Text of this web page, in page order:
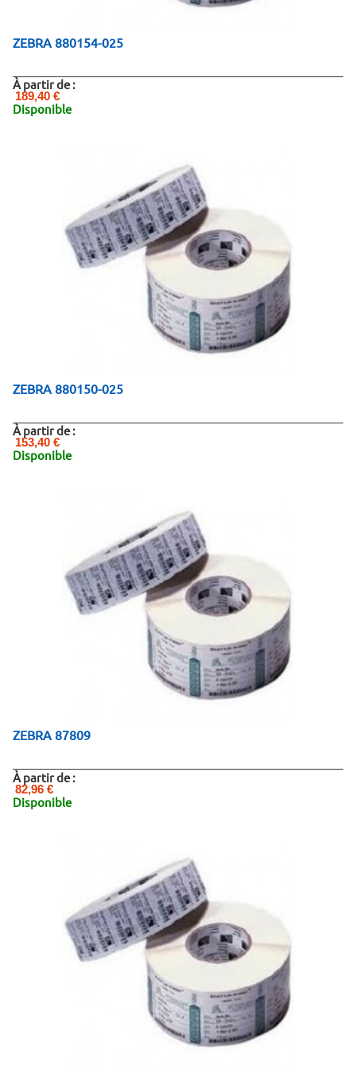
ZEBRA 880154-025
À partir de :
189,40 €
Disponible
ZEBRA 880150-025
À partir de :
153,40 €
Disponible
ZEBRA 87809
À partir de :
82,96 €
Disponible